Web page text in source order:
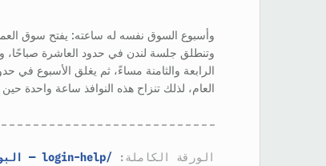
وأسبوع السوق نفسه له ساعته: يفتح سوق
وتنطلق جلسة لندن في حدود العاشرة صباحًا،
الرابعة والثامنة مساءً، ثم يغلق الأسبوع
العام، لذلك تنزاح هذه النوافذ ساعة واحدة حين
الورقة الكاملة: /login-help — البوابة والتطبيق ودخول MT4/MT5 وcTrader ←